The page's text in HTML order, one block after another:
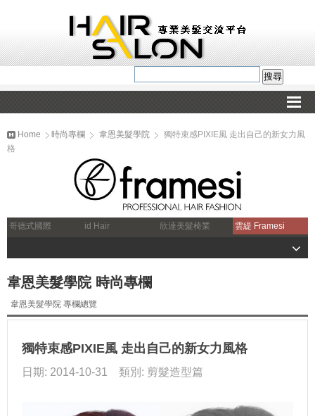
Home 時尚專欄 韋恩美髮學院
獨特束感PIXIE風 走出自己的新女力風
格
哥德式國際 id Hair 欣達美髮椅業 雲緹 Framesi
韋恩美髮學院 時尚專欄
韋恩美髮學院 專欄總覽
獨特束感PIXIE風 走出自己的新女力風格
日期: 2014-10-31 類別: 剪髮造型篇